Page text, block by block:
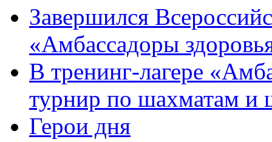
Завершился
«Амбассадоры
В тренинг-лагере
турнир по шахматам и
Герои дня